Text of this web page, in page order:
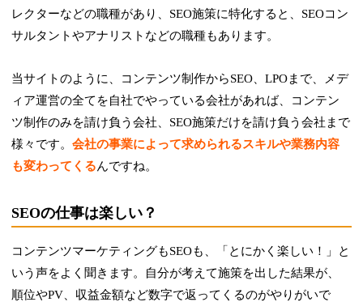
レクターなどの職種があり、SEO施策に特化すると、SEOコン
サルタントやアナリストなどの職種もあります。
当サイトのように、コンテンツ制作からSEO、LPOまで、メデ
ィア運営の全てを自社でやっている会社があれば、コンテン
ツ制作のみを請け負う会社、SEO施策だけを請け負う会社まで
様々です。会社の事業によって求められるスキルや業務内容
も変わってくるんですね。
SEOの仕事は楽しい？
コンテンツマーケティングもSEOも、「とにかく楽しい！」と
いう声をよく聞きます。自分が考えて施策を出した結果が、
順位やPV、収益金額など数字で返ってくるのがやりがいで